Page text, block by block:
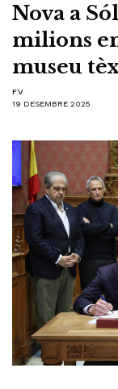
Nova a
milions
museu
F.V.
19 DESEMBRE 2025